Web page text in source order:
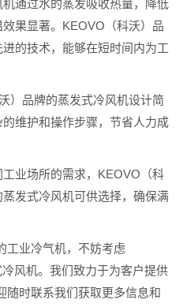
机通过水的蒸发吸收热量，降低
果显著。KEOVO（科沃）品
的技术，能够在短时间内为工
）品牌的蒸发式冷风机设计简
维护和操作步骤，节省人力成
工业场所的需求，KEOVO（科
发式冷风机可供选择，确保满
工业冷气机，不妨考虑
风机。我们致力于为客户提供
随时联系我们获取更多信息和